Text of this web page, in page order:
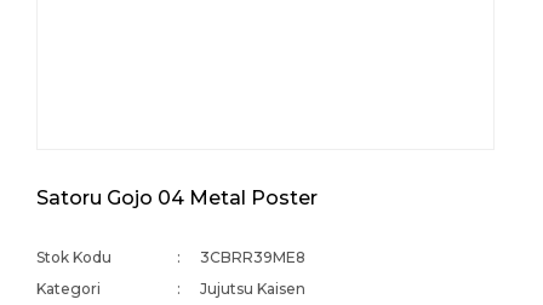
Satoru Gojo 04 Metal Poster
Stok Kodu
3CBRR39ME8
Kategori
Jujutsu Kaisen